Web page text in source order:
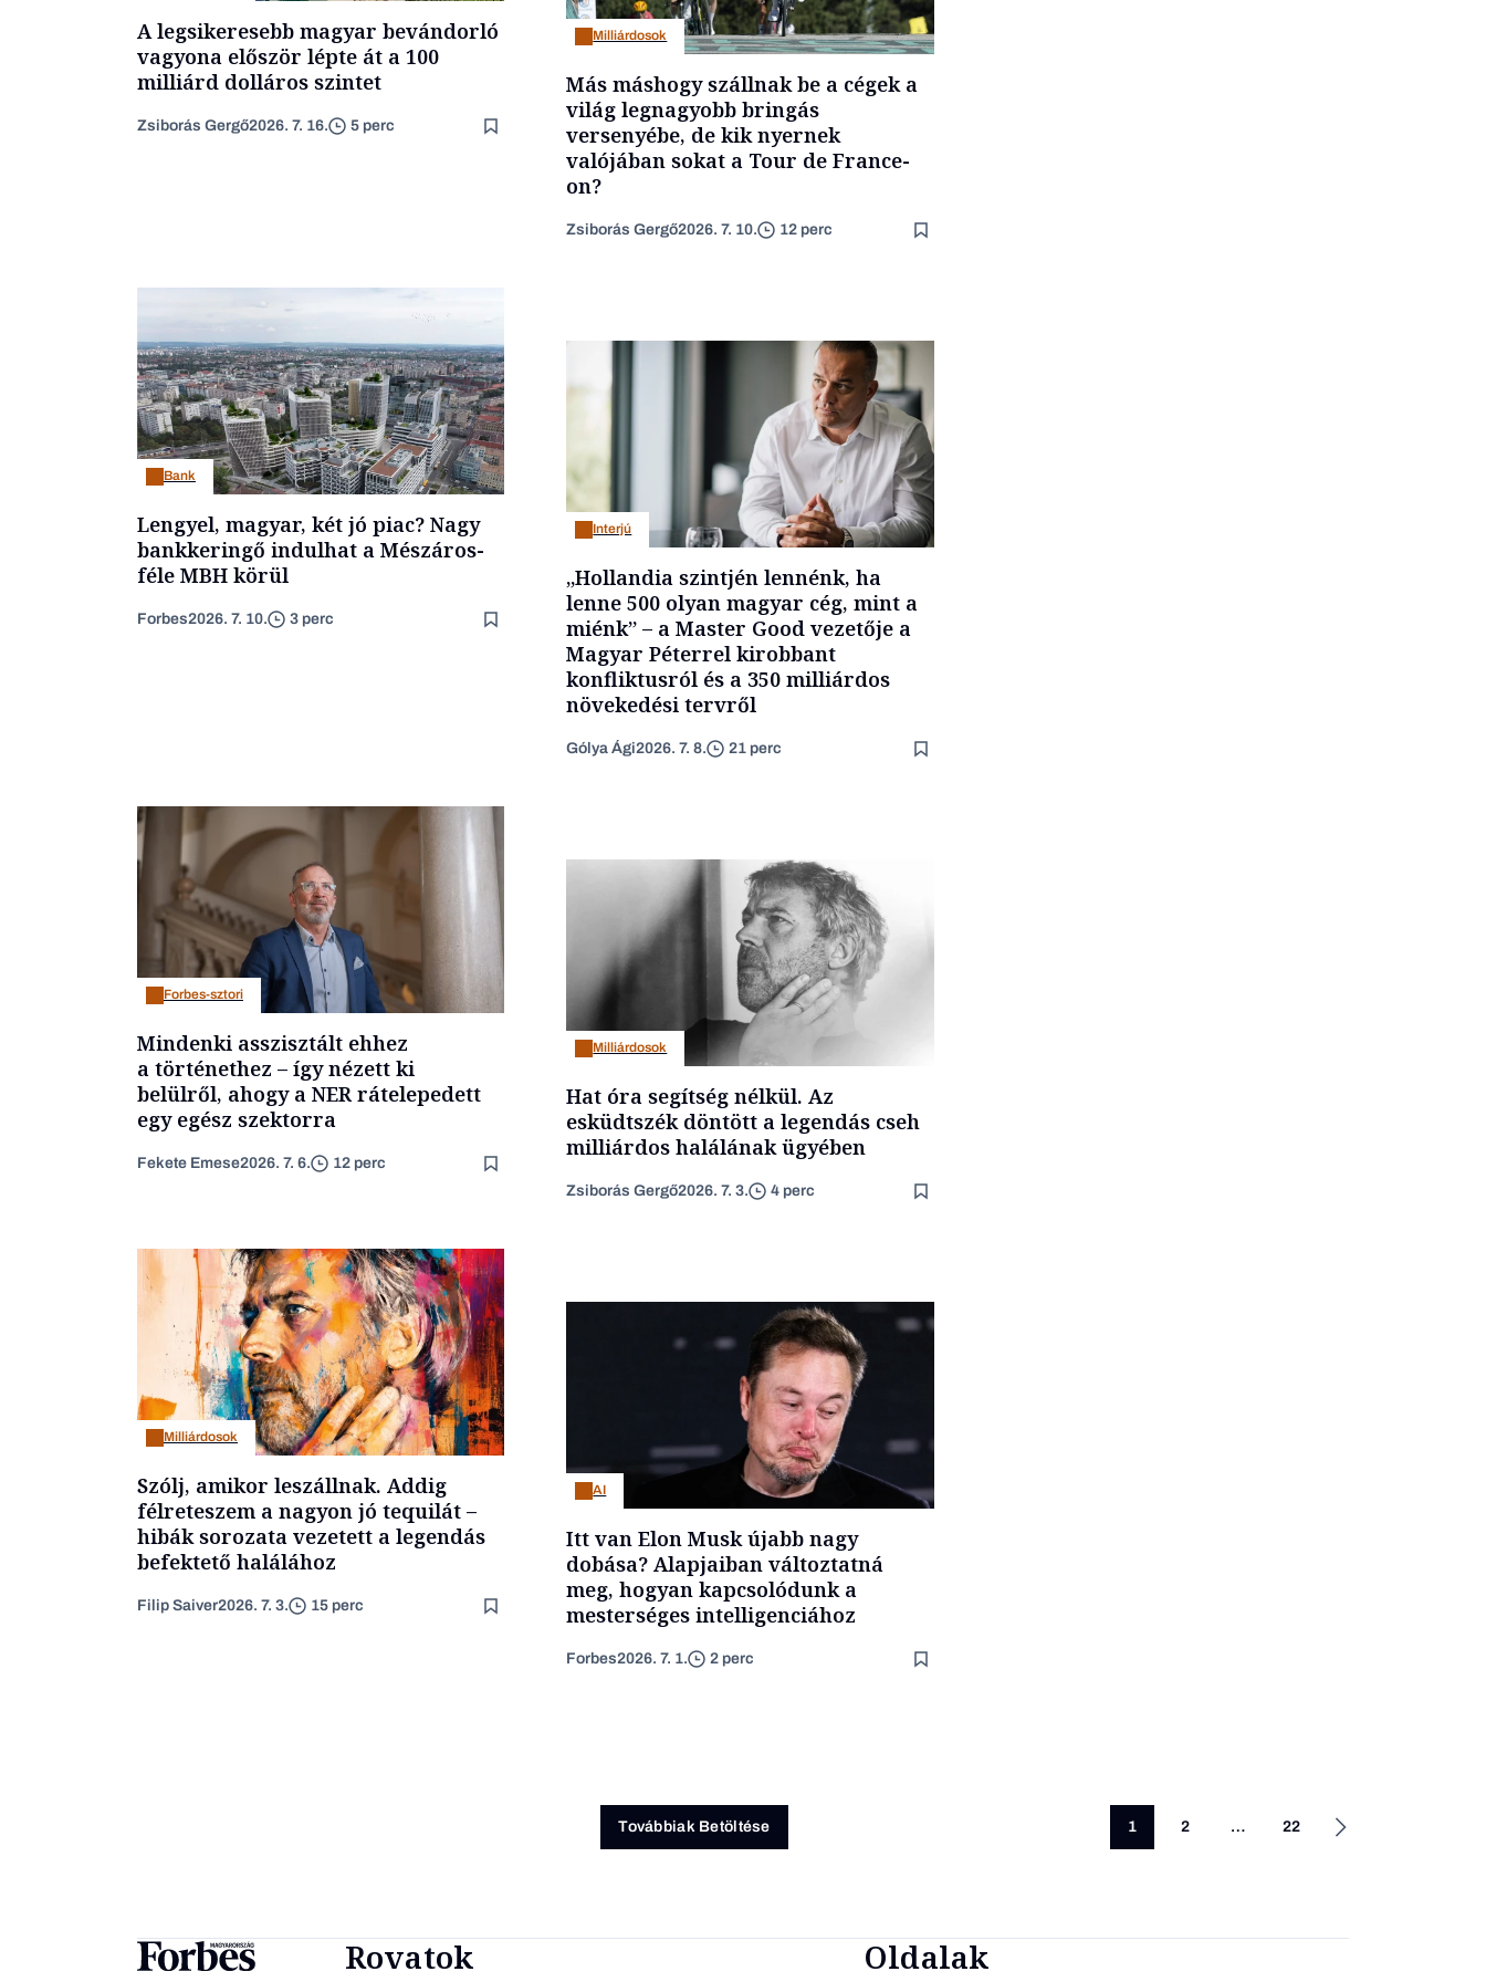
A legsikeresebb magyar bevándorló
vagyona először lépte át a 100
milliárd dolláros szintet
Zsiborás Gergő2026. 7. 16. 5 perc
Milliárdosok
Más máshogy szállnak be a cégek a
világ legnagyobb bringás
versenyébe, de kik nyernek
valójában sokat a Tour de France-
on?
Zsiborás Gergő2026. 7. 10. 12 perc
Bank
Lengyel, magyar, két jó piac? Nagy
bankkeringő indulhat a Mészáros-
féle MBH körül
Forbes2026. 7. 10. 3 perc
Interjú
„Hollandia szintjén lennénk, ha
lenne 500 olyan magyar cég, mint a
miénk” – a Master Good vezetője a
Magyar Péterrel kirobbant
konfliktusról és a 350 milliárdos
növekedési tervről
Gólya Ági2026. 7. 8. 21 perc
Forbes-sztori
Mindenki asszisztált ehhez
a történethez – így nézett ki
belülről, ahogy a NER rátelepedett
egy egész szektorra
Fekete Emese2026. 7. 6. 12 perc
Milliárdosok
Hat óra segítség nélkül. Az
esküdtszék döntött a legendás cseh
milliárdos halálának ügyében
Zsiborás Gergő2026. 7. 3. 4 perc
Milliárdosok
Szólj, amikor leszállnak. Addig
félreteszem a nagyon jó tequilát –
hibák sorozata vezetett a legendás
befektető halálához
Filip Saiver2026. 7. 3. 15 perc
AI
Itt van Elon Musk újabb nagy
dobása? Alapjaiban változtatná
meg, hogyan kapcsolódunk a
mesterséges intelligenciához
Forbes2026. 7. 1. 2 perc
Továbbiak Betöltése 1 2 … 22
Rovatok Oldalak